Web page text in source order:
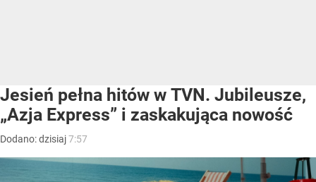
Jesień pełna hitów w TVN. Jubileusze,
„Azja Express” i zaskakująca nowość
Dodano:dzisiaj7:57